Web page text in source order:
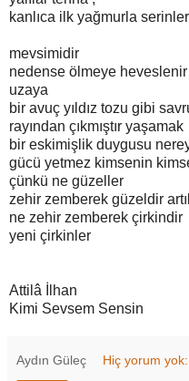
kanlıca ilk yağmurla serinler
mevsimidir
nedense ölmeye
uzaya
bir avuç yıldız tozu gibi
rayından çıkmıştır yaşamak
bir eskimişlik duygusu
gücü yetmez kimsenin
çünkü ne güzeller
zehir zemberek güzeldir
ne zehir zemberek çirkindir
yeni çirkinler
Attilâ İlhan
Kimi Sevsem Sensin
Aydın Güleç Hiç yorum yok: